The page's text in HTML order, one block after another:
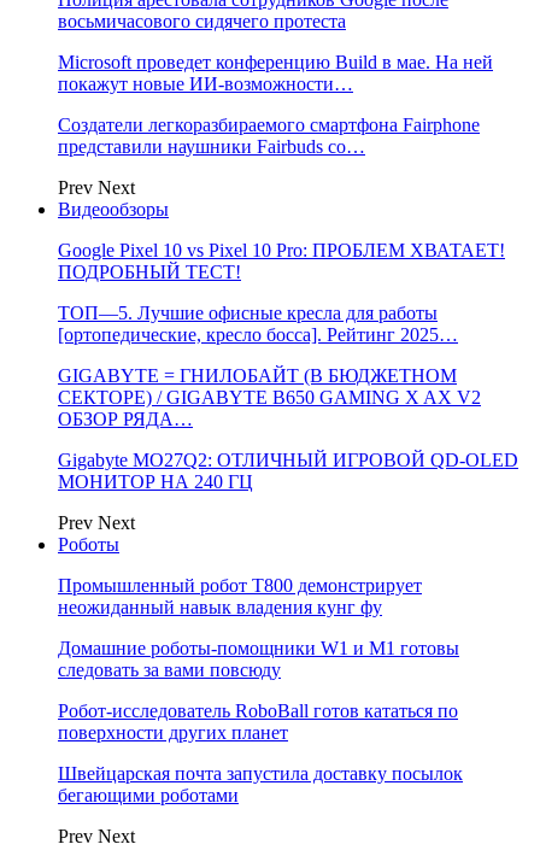
восьмичасового сидячего протеста
Microsoft проведет конференцию Build в мае. На ней
покажут новые ИИ-возможности…
Создатели легкоразбираемого смартфона Fairphone
представили наушники Fairbuds со…
Prev Next
Видеообзоры
Google Pixel 10 vs Pixel 10 Pro: ПРОБЛЕМ ХВАТАЕТ!
ПОДРОБНЫЙ ТЕСТ!
ТОП—5. Лучшие офисные кресла для работы
[ортопедические, кресло босса]. Рейтинг 2025…
GIGABYTE = ГНИЛОБАЙТ (В БЮДЖЕТНОМ
СЕКТОРЕ) / GIGABYTE B650 GAMING X AX V2
ОБЗОР РЯДА…
Gigabyte MO27Q2: ОТЛИЧНЫЙ ИГРОВОЙ QD-OLED
МОНИТОР НА 240 ГЦ
Prev Next
Роботы
Промышленный робот Т800 демонстрирует
неожиданный навык владения кунг фу
Домашние роботы-помощники W1 и M1 готовы
следовать за вами повсюду
Робот-исследователь RoboBall готов кататься по
поверхности других планет
Швейцарская почта запустила доставку посылок
бегающими роботами
Prev Next